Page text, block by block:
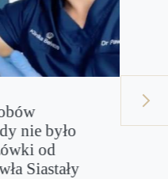
nie było
od
Siastały